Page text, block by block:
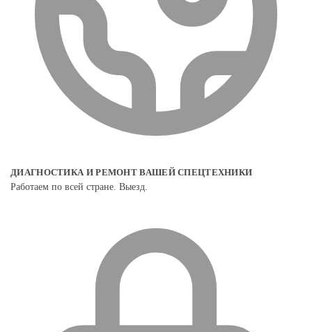
ДИАГНОСТИКА И РЕМОНТ ВАШЕЙ СПЕЦТЕХНИКИ
Работаем по всей стране. Выезд.